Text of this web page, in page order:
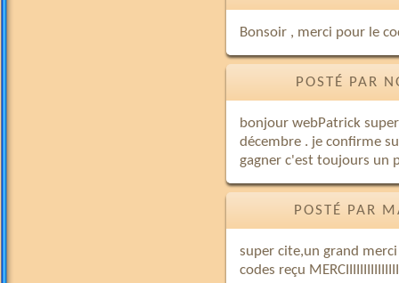
Bonsoir , merci pour le
POSTÉ PAR
bonjour webPatrick
décembre . je confirme
gagner c'est toujours un
POSTÉ PAR
super cite,un grand
codes reçu MERCIIIIIIIIIIIIIII